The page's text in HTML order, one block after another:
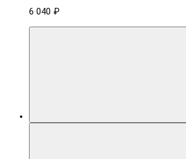
6 040 ₽